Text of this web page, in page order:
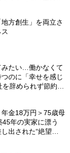
方創生」を両立さ
みたい…働かなくて
のに「幸せを感じ
辞められず節約生
金18万円＞75歳母
年の実家に漂う
出された“絶望の